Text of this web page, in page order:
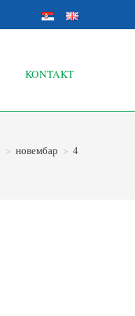
KONTAKT
> новембар > 4